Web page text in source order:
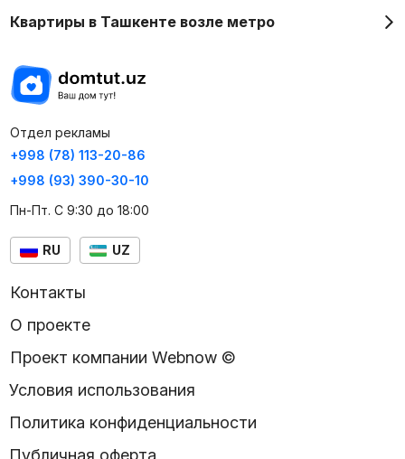
Квартиры в Ташкенте возле метро
Отдел рекламы
+998 (78) 113-20-86
+998 (93) 390-30-10
Пн-Пт. С 9:30 до 18:00
RU UZ
Контакты
О проекте
Проект компании Webnow ©
Условия использования
Политика конфиденциальности